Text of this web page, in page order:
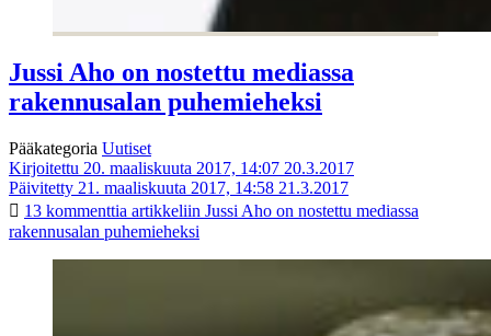
Jussi Aho on nostettu mediassa
rakennusalan puhemieheksi
Pääkategoria Uutiset
Kirjoitettu 20. maaliskuuta 2017, 14:07 20.3.2017
Päivitetty 21. maaliskuuta 2017, 14:58 21.3.2017
13 kommenttia artikkeliin Jussi Aho on nostettu mediassa
rakennusalan puhemieheksi